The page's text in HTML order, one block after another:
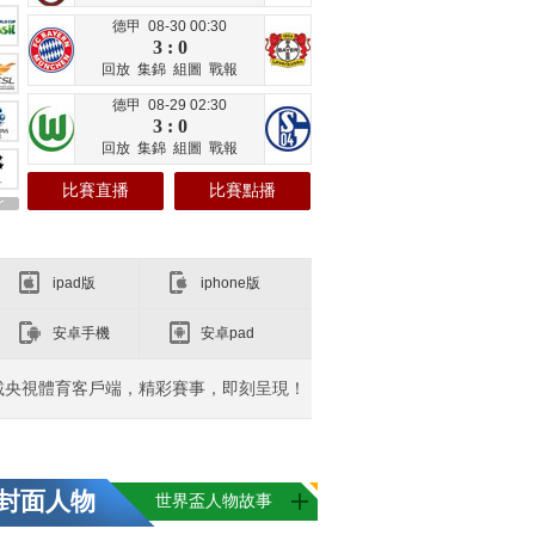
德甲 08-30 00:30
3 : 0
回放 集錦 組圖 戰報
德甲 08-29 02:30
3 : 0
回放 集錦 組圖 戰報
比賽直播 比賽點播
ipad版 iphone版
安卓手機 安卓pad
央視體育客戶端，精彩賽事，即刻呈現！
面人物 世界盃人物故事